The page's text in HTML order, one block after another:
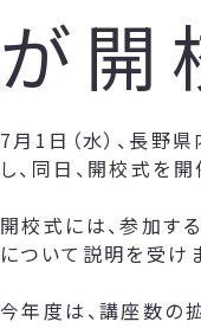
が開
7月1日（水）、長野
し、同日、開校式を開
開校式には、参加す
について説明を受け
今年度は、講座数の